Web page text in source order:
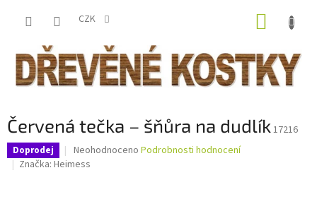
CZK
Červená tečka – šňůra na dudlík 17216
Doprodej
Průměrné
hodnocení
Neohodnoceno Podrobnosti hodnocení
Značka: Heimess